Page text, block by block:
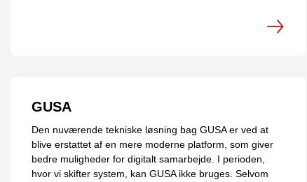
GUSA
Den nuværende tekniske løsning bag GUSA er ved at
blive erstattet af en mere moderne platform, som giver
bedre muligheder for digitalt samarbejde. I perioden,
hvor vi skifter system, kan GUSA ikke bruges. Selvom